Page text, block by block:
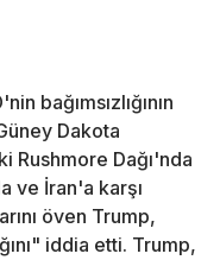
bağımsızlığının
Dakota
Rushmore Dağı'nda
ve İran'a karşı
öven Trump,
iddia etti. Trump,